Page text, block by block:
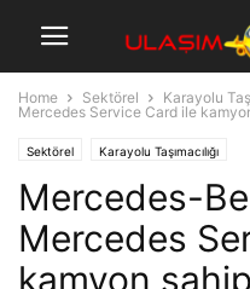
Home Sektörel Karayolu
Mercedes Service Card ile
Sektörel Karayolu Taşımacılığı
Mercedes-
Mercedes
kamyon